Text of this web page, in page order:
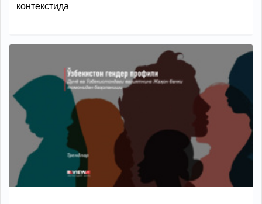
контекстида